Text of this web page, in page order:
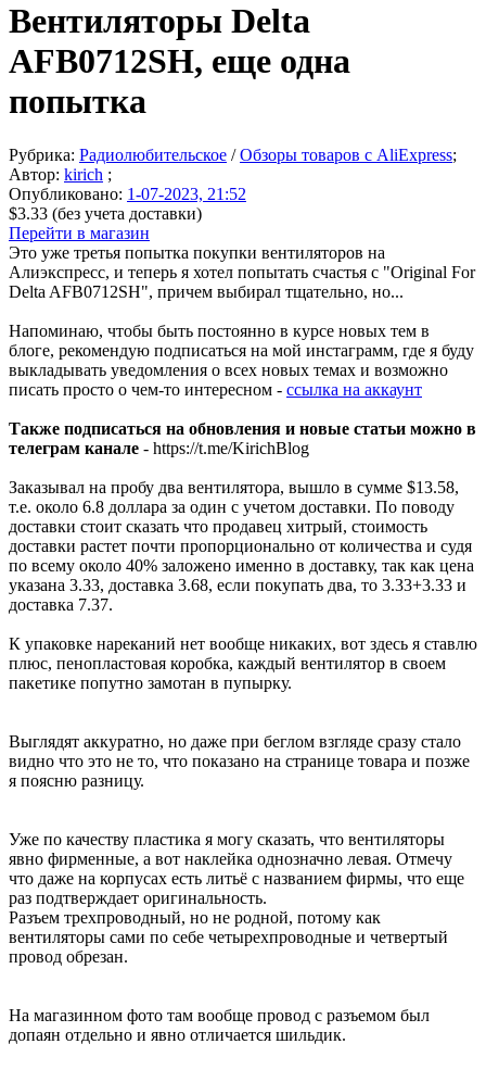
Вентиляторы Delta
AFB0712SH, еще одна
попытка
Рубрика: Радиолюбительское /Обзоры товаров с AliExpress;
Автор: kirich ;
Опубликовано: 1-07-2023, 21:52
$3.33 (без учета доставки)
Перейти в магазин
Это уже третья попытка покупки вентиляторов на
Алиэкспресс, и теперь я хотел попытать счастья с "Original For
Delta AFB0712SH", причем выбирал тщательно, но...
Напоминаю, чтобы быть постоянно в курсе новых тем в
блоге, рекомендую подписаться на мой инстаграмм, где я буду
выкладывать уведомления о всех новых темах и возможно
писать просто о чем-то интересном - ссылка на аккаунт
Также подписаться на обновления и новые статьи можно в
телеграм канале - https://t.me/KirichBlog
Заказывал на пробу два вентилятора, вышло в сумме $13.58,
т.е. около 6.8 доллара за один с учетом доставки. По поводу
доставки стоит сказать что продавец хитрый, стоимость
доставки растет почти пропорционально от количества и судя
по всему около 40% заложено именно в доставку, так как цена
указана 3.33, доставка 3.68, если покупать два, то 3.33+3.33 и
доставка 7.37.
К упаковке нареканий нет вообще никаких, вот здесь я ставлю
плюс, пенопластовая коробка, каждый вентилятор в своем
пакетике попутно замотан в пупырку.
Выглядят аккуратно, но даже при беглом взгляде сразу стало
видно что это не то, что показано на странице товара и позже
я поясню разницу.
Уже по качеству пластика я могу сказать, что вентиляторы
явно фирменные, а вот наклейка однозначно левая. Отмечу
что даже на корпусах есть литьё с названием фирмы, что еще
раз подтверждает оригинальность.
Разъем трехпроводный, но не родной, потому как
вентиляторы сами по себе четырехпроводные и четвертый
провод обрезан.
На магазинном фото там вообще провод с разъемом был
допаян отдельно и явно отличается шильдик.